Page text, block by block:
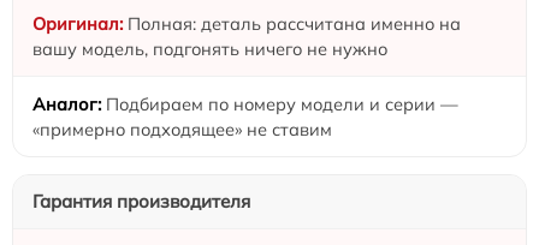
Полная: деталь рассчитана именно на
вашу модель, подгонять ничего не нужно
Подбираем по номеру модели и серии —
«примерно подходящее» не ставим
Гарантия производителя